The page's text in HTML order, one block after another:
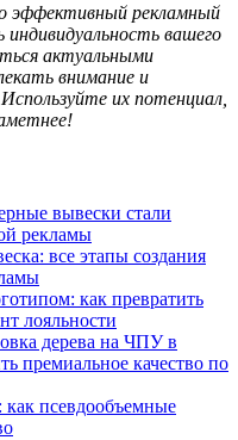
эффективный рекламный
вашего
актуальными
внимание и
их потенциал,
вывески стали
рекламы
все этапы создания
как превратить
лояльности
дерева на ЧПУ в
премиальное качество по
как псевдообъемные